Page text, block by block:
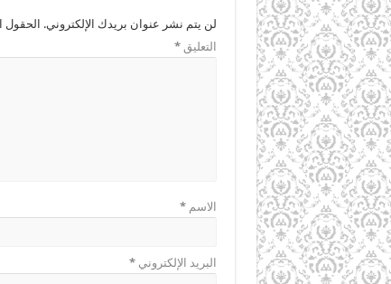
لن يتم نشر عنوان بريدك الإلكتروني. الحقول
التعليق*
الاسم*
البريد الإلكتروني*